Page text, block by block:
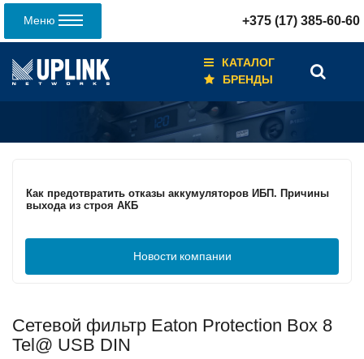
Меню +375 (17) 385-60-60
КАТАЛОГ
БРЕНДЫ
Кабели для промышленных сетей в новом каталоге ANC
Как предотвратить отказы аккумуляторов ИБП. Причины
выхода из строя АКБ
С 3–4 ноября 2025 г. инвентаризация на складе. Отгрузка
товара производиться не будет!
ИБП с мощным зарядным устройством и
масштабируемым временем автономной работы в
зависимости от подключаемых внешних АКБ
Новости компании
Сетевой фильтр Eaton Protection Box 8
Tel@ USB DIN